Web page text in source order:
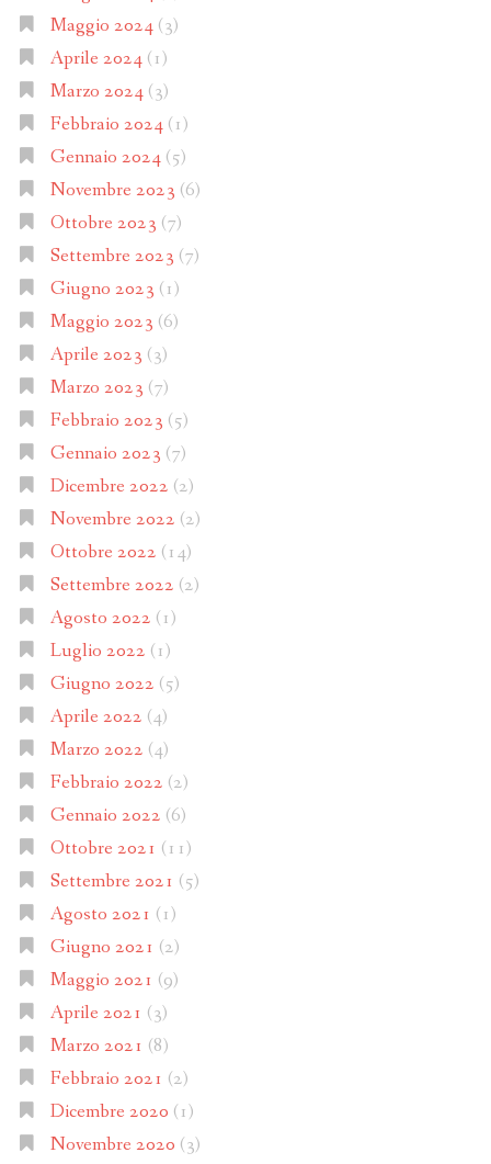
Maggio 2024(3)
Aprile 2024(1)
Marzo 2024(3)
Febbraio 2024(1)
Gennaio 2024(5)
Novembre 2023 (6)
Ottobre 2023 (7)
Settembre 2023 (7)
Giugno 2023 (1)
Maggio 2023 (6)
Aprile 2023 (3)
Marzo 2023 (7)
Febbraio 2023 (5)
Gennaio 2023 (7)
Dicembre 2022 (2)
Novembre 2022 (2)
Ottobre 2022 (14)
Settembre 2022 (2)
Agosto 2022 (1)
Luglio 2022 (1)
Giugno 2022 (5)
Aprile 2022 (4)
Marzo 2022 (4)
Febbraio 2022 (2)
Gennaio 2022 (6)
Ottobre 2021 (11)
Settembre 2021 (5)
Agosto 2021 (1)
Giugno 2021 (2)
Maggio 2021 (9)
Aprile 2021 (3)
Marzo 2021 (8)
Febbraio 2021 (2)
Dicembre 2020 (1)
Novembre 2020 (3)